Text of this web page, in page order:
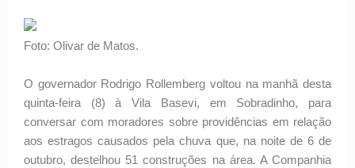
Foto: Olivar de Matos.
O governador Rodrigo Rollemberg voltou na manhã desta
quinta-feira (8) à Vila Basevi, em Sobradinho, para
conversar com moradores sobre providências em relação
aos estragos causados pela chuva que, na noite de 6 de
outubro, destelhou 51 construções na área. A Companhia